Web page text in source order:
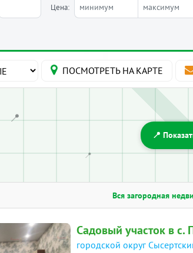
Цена:
ПОСМОТРЕТЬ НА КАРТЕ
📍
📍
📍
Вся загородная
Садовый участок в с.
городской округ